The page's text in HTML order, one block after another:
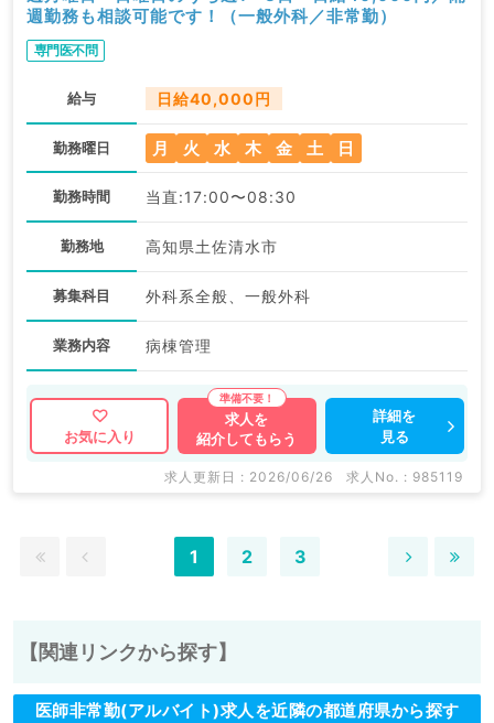
週勤務も相談可能です！（一般外科／非常勤）
専門医不問
給与 日給40,000円
勤務曜日 月 火 水 木 金 土 日
勤務時間 当直:17:00〜08:30
勤務地 高知県土佐清水市
募集科目 外科系全般、一般外科
業務内容 病棟管理
お気に入り
求人を
紹介してもらう
詳細を
見る
求人更新日 : 2026/06/26 求人No. : 985119
1 2 3
【関連リンクから探す】
医師非常勤(アルバイト)求人を近隣の都道府県から探す